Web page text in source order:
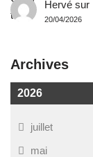
Hervésur
20/04/2026
Archives
2026
juillet
mai